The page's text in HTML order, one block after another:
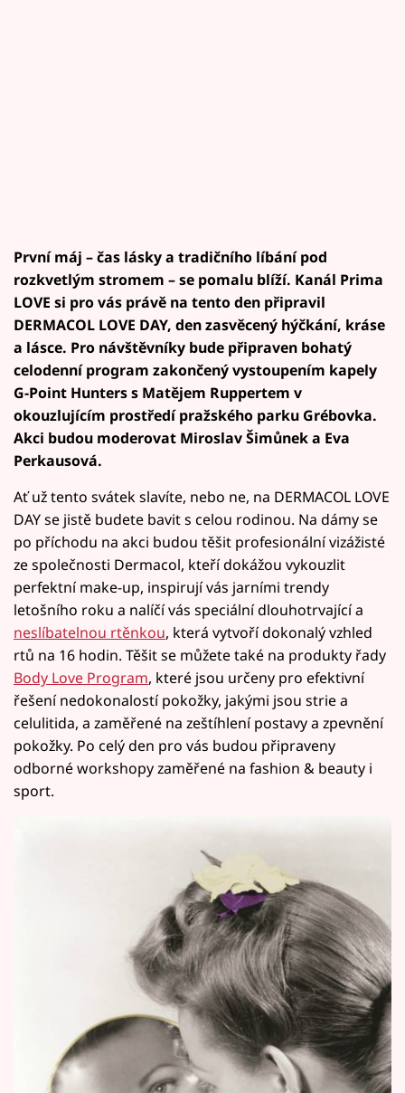
První máj – čas lásky a tradičního líbání pod
rozkvetlým stromem – se pomalu blíží. Kanál Prima
LOVE si pro vás právě na tento den připravil
DERMACOL LOVE DAY, den zasvěcený hýčkání, kráse
a lásce. Pro návštěvníky bude připraven bohatý
celodenní program zakončený vystoupením kapely
G-Point Hunters s Matějem Ruppertem v
okouzlujícím prostředí pražského parku Grébovka.
Akci budou moderovat Miroslav Šimůnek a Eva
Perkausová.
Ať už tento svátek slavíte, nebo ne, na DERMACOL LOVE
DAY se jistě budete bavit s celou rodinou. Na dámy se
po příchodu na akci budou těšit profesionální vizážisté
ze společnosti Dermacol, kteří dokážou vykouzlit
perfektní make-up, inspirují vás jarními trendy
letošního roku a nalíčí vás speciální dlouhotrvající a
neslíbatelnou rtěnkou, která vytvoří dokonalý vzhled
rtů na 16 hodin. Těšit se můžete také na produkty řady
Body Love Program, které jsou určeny pro efektivní
řešení nedokonalostí pokožky, jakými jsou strie a
celulitida, a zaměřené na zeštíhlení postavy a zpevnění
pokožky. Po celý den pro vás budou připraveny
odborné workshopy zaměřené na fashion & beauty i
sport.